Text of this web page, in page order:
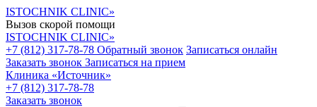
ISTOCHNIK CLINIC»
Вызов скорой помощи
ISTOCHNIK CLINIC»
+7 (812) 317-78-78 Обратный звонок Записаться онлайн
Заказать звонок Записаться на прием
Клиника «Источник»
+7 (812) 317-78-78
Заказать звонок